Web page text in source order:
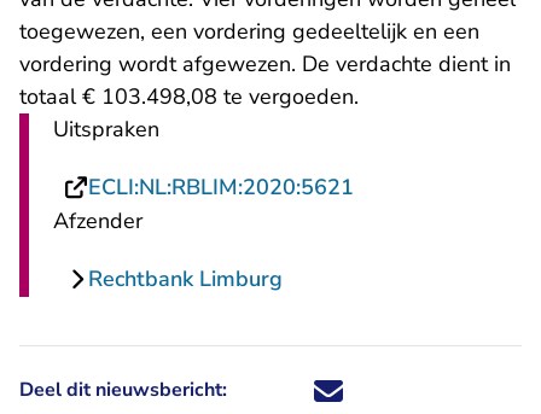
toegewezen, een vordering gedeeltelijk en een
vordering wordt afgewezen. De verdachte dient in
totaal € 103.498,08 te vergoeden.
Uitspraken
ECLI:NL:RBLIM:2020:5621
Afzender
Rechtbank Limburg
Deel dit nieuwsbericht: Deel dit nieuwsbericht via X -
Deel dit nieuwsbericht via
Deel dit nieuwsbericht
Deel dit